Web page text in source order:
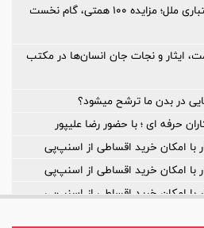
چرخش بزرگ در مؤسسه اعتباری ملل؛ مزایده ۱۰۰ همتی، گام نخست
ایثار و نجات جان انسان‌ها در مکتب
در بدن ما ترشح میشود؟
حرفه ای ؛ با حضور رضا علیپور
با امکان خرید اقساطی از اسنپ‌پی
با امکان خرید اقساطی از اسنپ‌پی
با امکان خرید اقساطی از اسنپ‌پی